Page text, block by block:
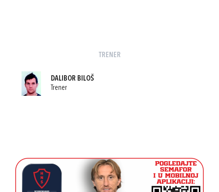
TRENER
DALIBOR BILOŠ
Trener